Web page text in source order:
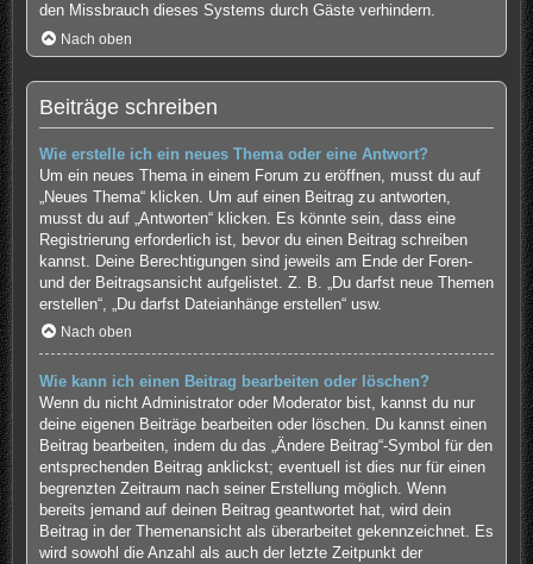
den Missbrauch dieses Systems durch Gäste verhindern.
Nach oben
Beiträge schreiben
Wie erstelle ich ein neues Thema oder eine Antwort?
Um ein neues Thema in einem Forum zu eröffnen, musst du auf
„Neues Thema“ klicken. Um auf einen Beitrag zu antworten,
musst du auf „Antworten“ klicken. Es könnte sein, dass eine
Registrierung erforderlich ist, bevor du einen Beitrag schreiben
kannst. Deine Berechtigungen sind jeweils am Ende der Foren-
und der Beitragsansicht aufgelistet. Z. B. „Du darfst neue Themen
erstellen“, „Du darfst Dateianhänge erstellen“ usw.
Nach oben
Wie kann ich einen Beitrag bearbeiten oder löschen?
Wenn du nicht Administrator oder Moderator bist, kannst du nur
deine eigenen Beiträge bearbeiten oder löschen. Du kannst einen
Beitrag bearbeiten, indem du das „Ändere Beitrag“-Symbol für den
entsprechenden Beitrag anklickst; eventuell ist dies nur für einen
begrenzten Zeitraum nach seiner Erstellung möglich. Wenn
bereits jemand auf deinen Beitrag geantwortet hat, wird dein
Beitrag in der Themenansicht als überarbeitet gekennzeichnet. Es
wird sowohl die Anzahl als auch der letzte Zeitpunkt der